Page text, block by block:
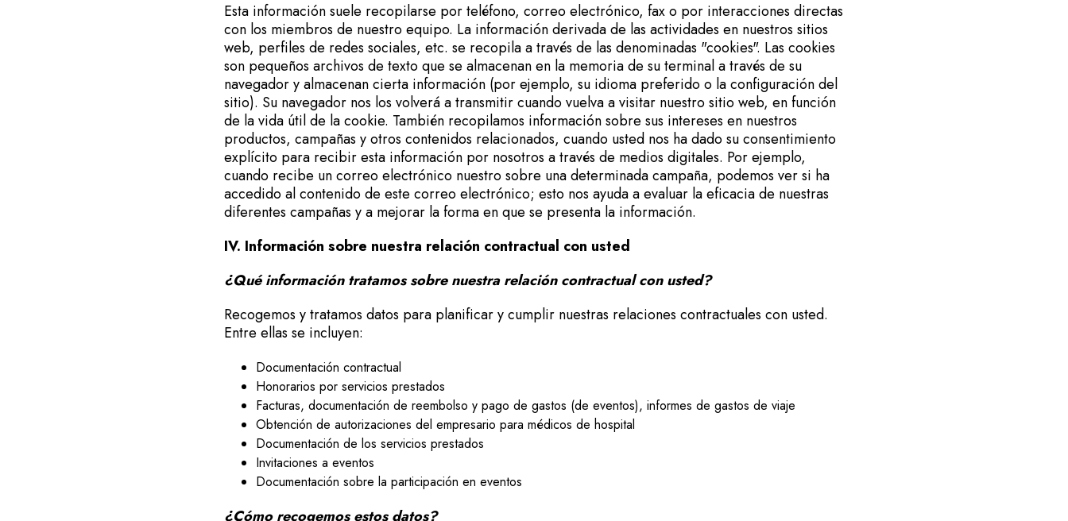
Esta información suele recopilarse por teléfono, correo electrónico, fax o por interacciones directas
con los miembros de nuestro equipo. La información derivada de las actividades en nuestros sitios
web, perfiles de redes sociales, etc. se recopila a través de las denominadas "cookies". Las cookies
son pequeños archivos de texto que se almacenan en la memoria de su terminal a través de su
navegador y almacenan cierta información (por ejemplo, su idioma preferido o la configuración del
sitio). Su navegador nos los volverá a transmitir cuando vuelva a visitar nuestro sitio web, en función
de la vida útil de la cookie. También recopilamos información sobre sus intereses en nuestros
productos, campañas y otros contenidos relacionados, cuando usted nos ha dado su consentimiento
explícito para recibir esta información por nosotros a través de medios digitales. Por ejemplo,
cuando recibe un correo electrónico nuestro sobre una determinada campaña, podemos ver si ha
accedido al contenido de este correo electrónico; esto nos ayuda a evaluar la eficacia de nuestras
diferentes campañas y a mejorar la forma en que se presenta la información.
IV. Información sobre nuestra relación contractual con usted
¿Qué información tratamos sobre nuestra relación contractual con usted?
Recogemos y tratamos datos para planificar y cumplir nuestras relaciones contractuales con usted.
Entre ellas se incluyen:
Documentación contractual
Honorarios por servicios prestados
Facturas, documentación de reembolso y pago de gastos (de eventos), informes de gastos de viaje
Obtención de autorizaciones del empresario para médicos de hospital
Documentación de los servicios prestados
Invitaciones a eventos
Documentación sobre la participación en eventos
¿Cómo recogemos estos datos?